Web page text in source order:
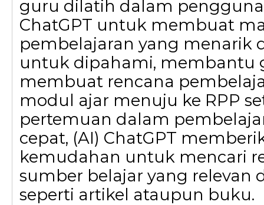
guru dilatih dalam
ChatGPT untuk membuat
pembelajaran yang menarik
untuk dipahami, membantu
membuat rencana
modul ajar menuju ke RPP
pertemuan dalam
cepat, (AI) ChatGPT
kemudahan untuk mencari
sumber belajar yang relevan
seperti artikel ataupun buku.